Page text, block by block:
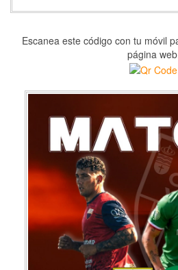
Escanea este código con tu móvil
página